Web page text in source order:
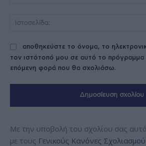
αποθηκεύστε το όνομα, το
τον ιστότοπό μου σε αυτό το πρόγραμμα
επόμενη φορά που θα σχολιάσω.
Με την υποβολή του σχολίου σας
με τους Γενικούς Κανόνες